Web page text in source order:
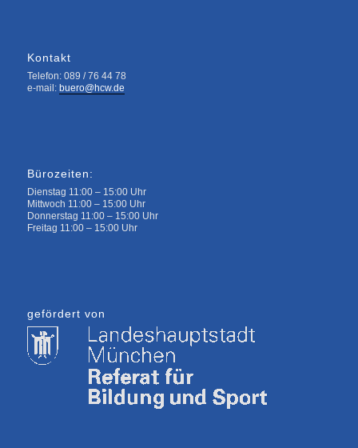
Kontakt
Telefon: 089 / 76 44 78
e-mail: buero@hcw.de
Bürozeiten:
Dienstag 11:00 – 15:00 Uhr
Mittwoch 11:00 – 15:00 Uhr
Donnerstag 11:00 – 15:00 Uhr
Freitag 11:00 – 15:00 Uhr
gefördert von